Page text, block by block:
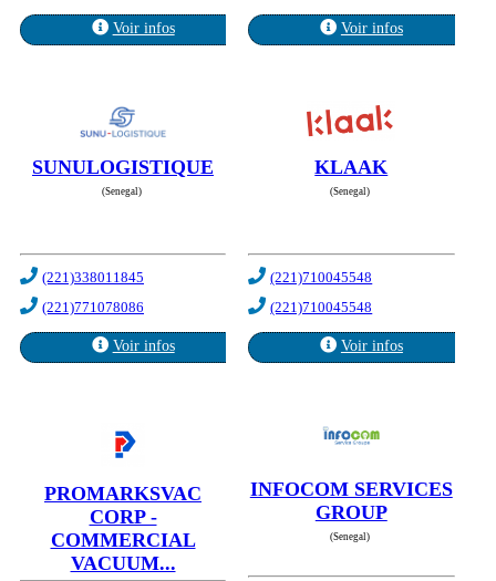
Voir infos Voir infos
SUNULOGISTIQUE
(Senegal)
(221)338011845
(221)771078086
Voir infos
KLAAK
(Senegal)
(221)710045548
(221)710045548
Voir infos
PROMARKSVAC
CORP -
COMMERCIAL
VACUUM...
INFOCOM SERVICES
GROUP
(Senegal)